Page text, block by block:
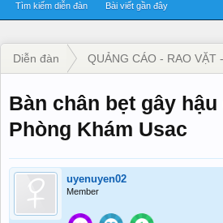
Tìm kiếm diễn đàn Bài viết gần đây
Diễn đàn QUẢNG CÁO - RAO VẶT
Bàn chân bẹt gây hậu
Phòng Khám Usac
uyenuyen02
Member